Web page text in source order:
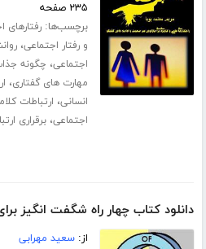
۲۳۵ صفحه
برچسب‌ها:رفتارهای
و رفتار اجتماعی،
اجتماعی، چگونه
مهارت های گفتاری،
انسانی، ارتباطات
اجتماعی،برقراری
دانلود کتاب چهار راه شگفت انگیز
از:سعید مهرابی